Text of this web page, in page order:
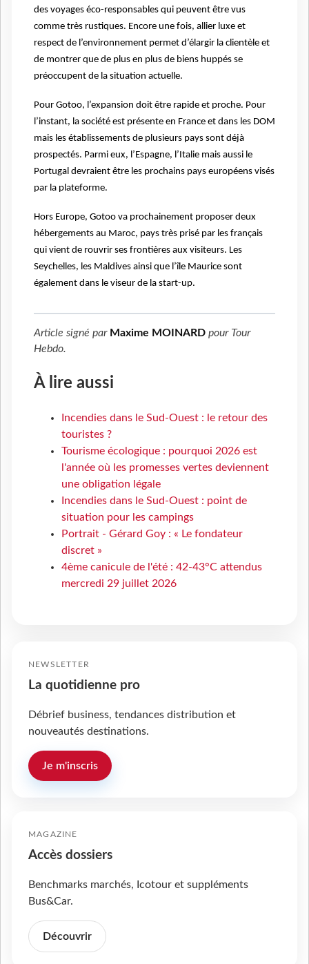
des voyages éco-responsables qui peuvent être vus
comme très rustiques. Encore une fois, allier luxe et
respect de l’environnement permet d’élargir la clientèle et
de montrer que de plus en plus de biens huppés se
préoccupent de la situation actuelle.
Pour Gotoo, l’expansion doit être rapide et proche. Pour
l’instant, la société est présente en France et dans les DOM
mais les établissements de plusieurs pays sont déjà
prospectés. Parmi eux, l’Espagne, l’Italie mais aussi le
Portugal devraient être les prochains pays européens visés
par la plateforme.
Hors Europe, Gotoo va prochainement proposer deux
hébergements au Maroc, pays très prisé par les français
qui vient de rouvrir ses frontières aux visiteurs. Les
Seychelles, les Maldives ainsi que l’île Maurice sont
également dans le viseur de la start-up.
Article signé par Maxime MOINARD pour Tour
Hebdo.
À lire aussi
Incendies dans le Sud-Ouest : le retour des
touristes ?
Tourisme écologique : pourquoi 2026 est
l'année où les promesses vertes deviennent
une obligation légale
Incendies dans le Sud-Ouest : point de
situation pour les campings
Portrait - Gérard Goy : « Le fondateur
discret »
4ème canicule de l'été : 42-43°C attendus
mercredi 29 juillet 2026
NEWSLETTER
La quotidienne pro
Débrief business, tendances distribution et
nouveautés destinations.
Je m'inscris
MAGAZINE
Accès dossiers
Benchmarks marchés, Icotour et suppléments
Bus&Car.
Découvrir